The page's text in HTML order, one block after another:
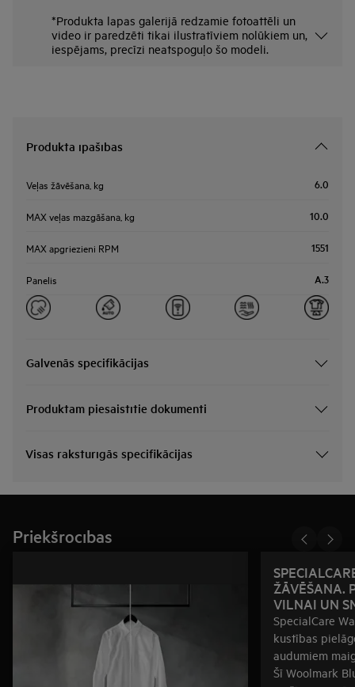
*Produkta lapas galerijā redzamie fotoattēli un
video ir paredzēti tikai ilustratīviem nolūkiem un,
iespējams, precīzi neatspoguļo šo modeli.
Produkta īpašības
Veļas žāvēšana, kg 6.0
MAX veļas mazgāšana, kg 10.0
MAX apgriezieni RPM 1551
Panelis A.3
Galvenās specifikācijas
Produktam piesaistītie dokumenti
Visas raksturīgās specifikācijas
Priekšrocības
ŽĀVĒŠANA.
VILNAI UN
SpecialCare
kustības
audumiem
Šī Woolmark